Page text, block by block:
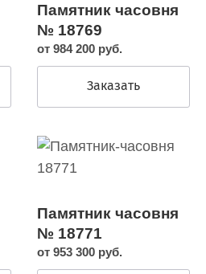
Памятник часовня
№ 18769
от 984 200 руб.
Заказать
Памятник часовня
№ 18771
от 953 300 руб.